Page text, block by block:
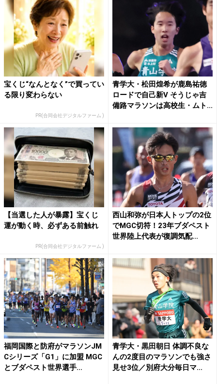
宝くじ“なんとなく”で買ってい
る限り変わらない
PR(合同会社デジタルファーム )
青学大・松田煌希が鹿島祐徳
ロードで自己新V そうじゃ吉
備路マラソンは高校生・ムト...
【当選した人が暴露】宝くじ
運が動く時、必ずある前触れ
PR(合同会社デジタルファーム )
西山和弥が日本人トップの2位
でMGC切符！23年ブダペスト
世界陸上代表が復調気配...
福岡国際と防府がマラソンJM
Cシリーズ「G1」に加盟 MGC
とブダペスト世界選手...
青学大・黒田朝日 体調不良な
んの2度目のマラソンでも強さ
見せ3位／別府大分毎日マ...